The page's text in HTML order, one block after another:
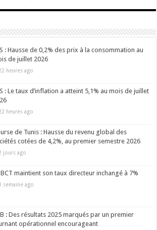
: Hausse de 0,2% des prix à la consommation au
de juillet 2026
heures ago
: Le taux d’inflation a atteint 5,1% au mois de juillet
heures ago
de Tunis : Hausse du revenu global des
cotées de 4,2%, au premier semestre 2026
jours ago
BCT maintient son taux directeur inchangé à 7%
semaine ago
: Des résultats 2025 marqués par un premier
opérationnel encourageant